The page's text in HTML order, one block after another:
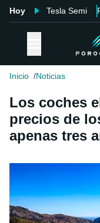
Hoy Tesla Semi
Inicio Noticias
Los coches
precios de
apenas tres